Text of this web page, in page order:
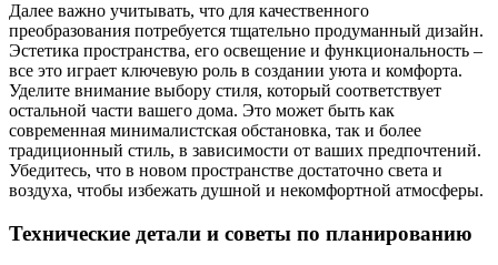
Далее важно учитывать, что для качественного
преобразования потребуется тщательно продуманный дизайн.
Эстетика пространства, его освещение и функциональность –
все это играет ключевую роль в создании уюта и комфорта.
Уделите внимание выбору стиля, который соответствует
остальной части вашего дома. Это может быть как
современная минималистская обстановка, так и более
традиционный стиль, в зависимости от ваших предпочтений.
Убедитесь, что в новом пространстве достаточно света и
воздуха, чтобы избежать душной и некомфортной атмосферы.
Технические детали и советы по планированию